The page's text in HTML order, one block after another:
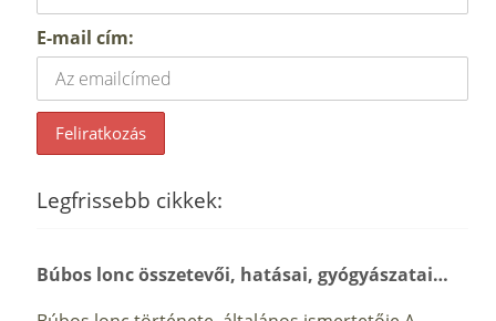
E-mail cím:
Legfrissebb cikkek:
Búbos lonc összetevői, hatásai, gyógyászatai…